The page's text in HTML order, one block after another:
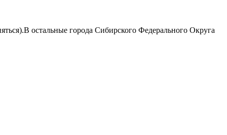
остальные города Сибирского Федерального Округа